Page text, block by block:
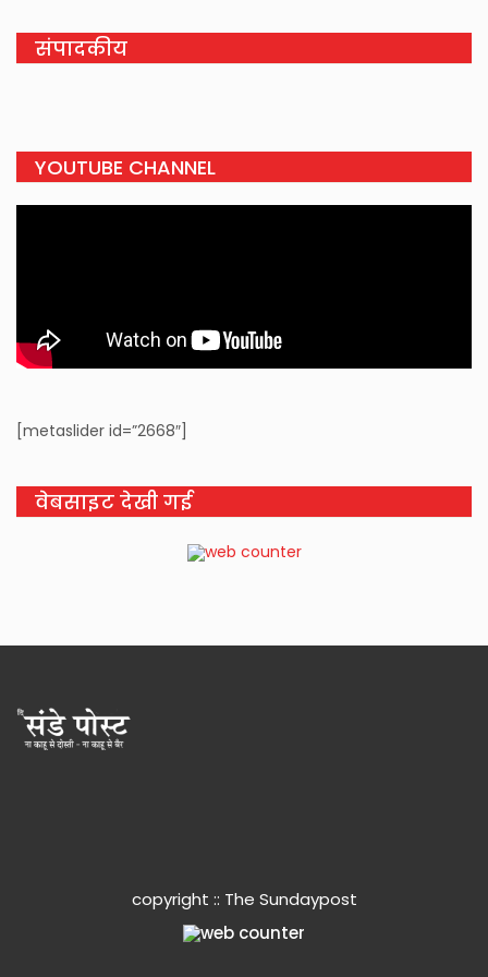
संपादकीय
YOUTUBE CHANNEL
[metaslider id=”2668″]
वेबसाइट देखी गई
copyright :: The Sundaypost